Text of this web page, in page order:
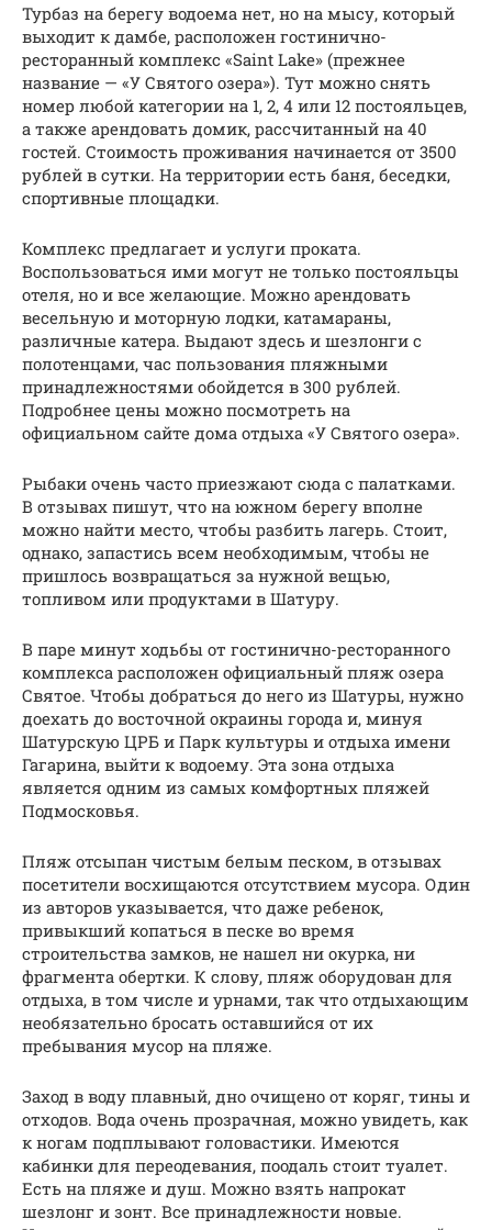
Турбаз на берегу водоема нет, но на мысу, который
выходит к дамбе, расположен гостинично-
ресторанный комплекс «Saint Lake» (прежнее
название — «У Святого озера»). Тут можно снять
номер любой категории на 1, 2, 4 или 12 постояльцев,
а также арендовать домик, рассчитанный на 40
гостей. Стоимость проживания начинается от 3500
рублей в сутки. На территории есть баня, беседки,
спортивные площадки.
Комплекс предлагает и услуги проката.
Воспользоваться ими могут не только постояльцы
отеля, но и все желающие. Можно арендовать
весельную и моторную лодки, катамараны,
различные катера. Выдают здесь и шезлонги с
полотенцами, час пользования пляжными
принадлежностями обойдется в 300 рублей.
Подробнее цены можно посмотреть на
официальном сайте дома отдыха «У Святого озера».
Рыбаки очень часто приезжают сюда с палатками.
В отзывах пишут, что на южном берегу вполне
можно найти место, чтобы разбить лагерь. Стоит,
однако, запастись всем необходимым, чтобы не
пришлось возвращаться за нужной вещью,
топливом или продуктами в Шатуру.
В паре минут ходьбы от гостинично-ресторанного
комплекса расположен официальный пляж озера
Святое. Чтобы добраться до него из Шатуры, нужно
доехать до восточной окраины города и, минуя
Шатурскую ЦРБ и Парк культуры и отдыха имени
Гагарина, выйти к водоему. Эта зона отдыха
является одним из самых комфортных пляжей
Подмосковья.
Пляж отсыпан чистым белым песком, в отзывах
посетители восхищаются отсутствием мусора. Один
из авторов указывается, что даже ребенок,
привыкший копаться в песке во время
строительства замков, не нашел ни окурка, ни
фрагмента обертки. К слову, пляж оборудован для
отдыха, в том числе и урнами, так что отдыхающим
необязательно бросать оставшийся от их
пребывания мусор на пляже.
Заход в воду плавный, дно очищено от коряг, тины и
отходов. Вода очень прозрачная, можно увидеть, как
к ногам подплывают головастики. Имеются
кабинки для переодевания, поодаль стоит туалет.
Есть на пляже и душ. Можно взять напрокат
шезлонг и зонт. Все принадлежности новые.